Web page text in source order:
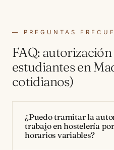
PREGUNTAS
FAQ:
estudiantes en
cotidianos)
¿Puedo tramitar la
trabajo en hostelería
horarios variables?